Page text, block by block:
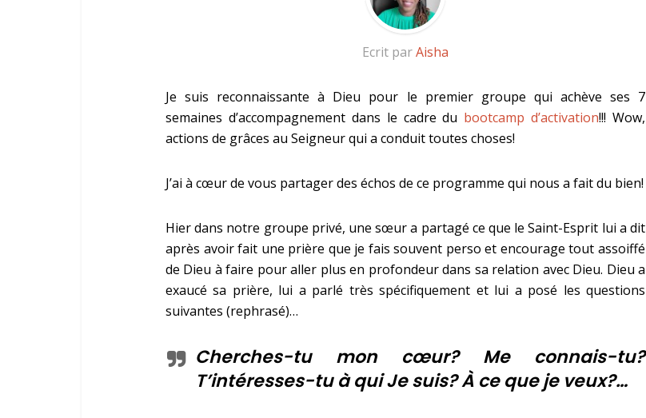
Ecrit parAisha
Je suis reconnaissante à Dieu pour le premier groupe qui achève ses 7
semaines d’accompagnement dans le cadre du bootcamp d’activation!!! Wow,
actions de grâces au Seigneur qui a conduit toutes choses!
J’ai à cœur de vous partager des échos de ce programme qui nous a fait du bien!
Hier dans notre groupe privé, une sœur a partagé ce que le Saint-Esprit lui a dit
après avoir fait une prière que je fais souvent perso et encourage tout assoiffé
de Dieu à faire pour aller plus en profondeur dans sa relation avec Dieu. Dieu a
exaucé sa prière, lui a parlé très spécifiquement et lui a posé les questions
suivantes (rephrasé)…
Cherches-tu mon cœur? Me connais-tu?
T’intéresses-tu à qui Je suis? À ce que je veux?…